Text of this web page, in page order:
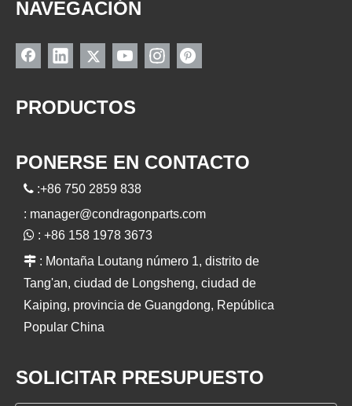
NAVEGACIÓN
PRODUCTOS
PONERSE EN CONTACTO
 :+86 750 2859 838
: manager@condragonparts.com
 : +86 158 1978 3673
 : Montaña Loutang número 1, distrito de
Tang'an, ciudad de Longsheng, ciudad de
Kaiping, provincia de Guangdong, República
Popular China
SOLICITAR PRESUPUESTO